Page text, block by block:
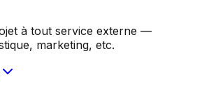
à tout service externe —
marketing, etc.